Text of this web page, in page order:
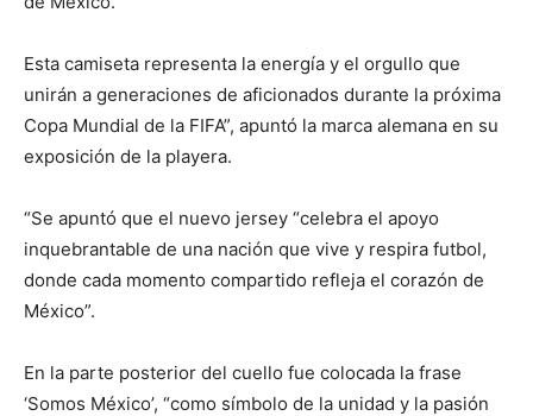
Esta camiseta representa la energía y el orgullo que
unirán a generaciones de aficionados durante la próxima
Copa Mundial de la FIFA”, apuntó la marca alemana en su
exposición de la playera.
“Se apuntó que el nuevo jersey “celebra el apoyo
inquebrantable de una nación que vive y respira futbol, ​​
donde cada momento compartido refleja el corazón de
México”.
En la parte posterior del cuello fue colocada la frase
‘Somos México’, “como símbolo de la unidad y la pasión